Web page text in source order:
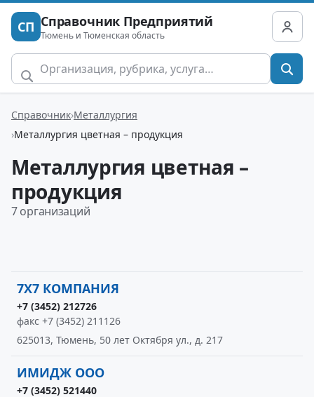
СП Справочник Предприятий
Тюмень и Тюменская область
Справочник Металлургия
Металлургия цветная – продукция
Металлургия цветная –
продукция
7 организаций
7Х7 КОМПАНИЯ
+7 (3452) 212726
факс +7 (3452) 211126
625013, Тюмень, 50 лет Октября ул., д. 217
ИМИДЖ ООО
+7 (3452) 521440